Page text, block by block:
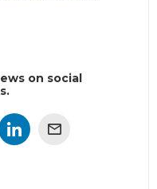
on social